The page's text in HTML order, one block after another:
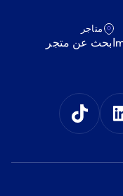
متاجر
ابحث عن متجر